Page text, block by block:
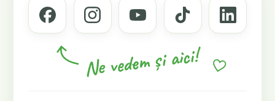
Ne vedem și aici!